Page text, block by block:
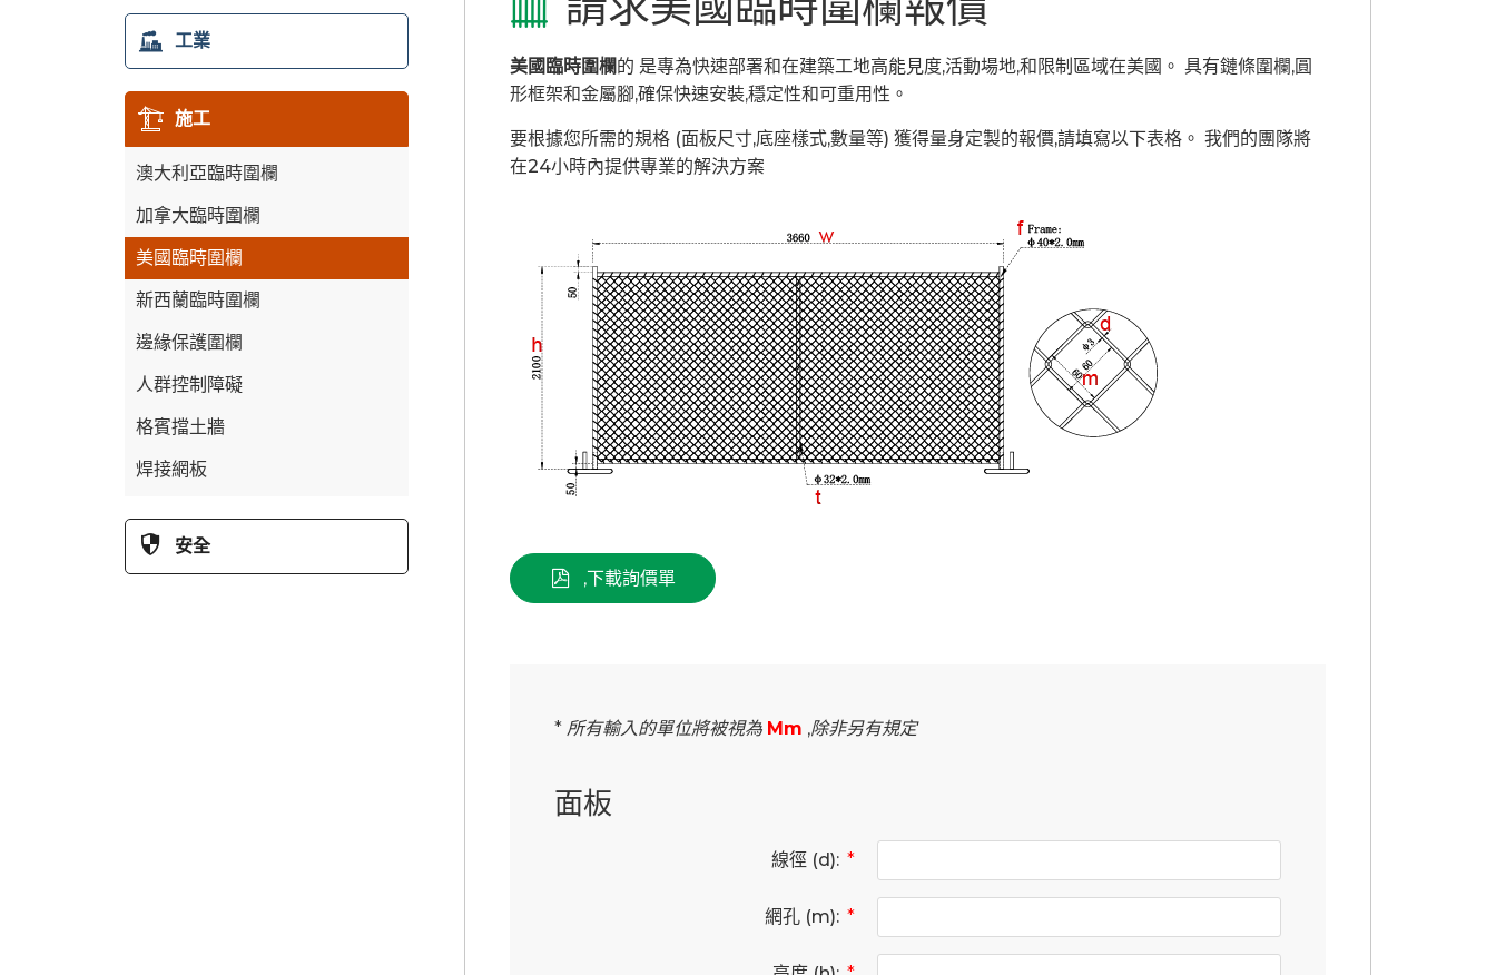
美國臨時圍欄的 是專為快速部署和在建築工地高能見度,活動場地,和限制區域在美國。 具有鏈條圍欄,圓
形框架和金屬腳,確保快速安裝,穩定性和可重用性。
要根據您所需的規格 (面板尺寸,底座樣式,數量等) 獲得量身定製的報價,請填寫以下表格。 我們的團隊將
在24小時內提供專業的解決方案
,下載詢價單
* 所有輸入的單位將被視為 Mm ,除非另有規定
面板
線徑 (d): *
網孔 (m): *
3D圍欄
2D圍墻
柵欄門
石籠墻
工業
鋼管圍欄
鏈條圍欄
體育場圍欄
柵欄圍欄
滾頂柵欄
施工
澳大利亞臨時圍欄
加拿大臨時圍欄
美國臨時圍欄
新西蘭臨時圍欄
邊緣保護圍欄
人群控制障礙
格賓擋土牆
焊接網板
安全